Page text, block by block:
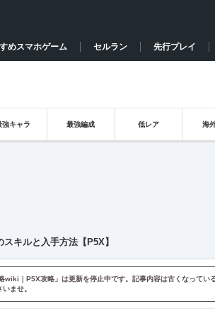
めスマホゲーム セルラン 先行プレイ
強キャラ 最強編成 低レア 海
キルと入手方法【P5X】
wiki｜P5X攻略」は更新を停止中です。記事内容は古くなってい
ませ。